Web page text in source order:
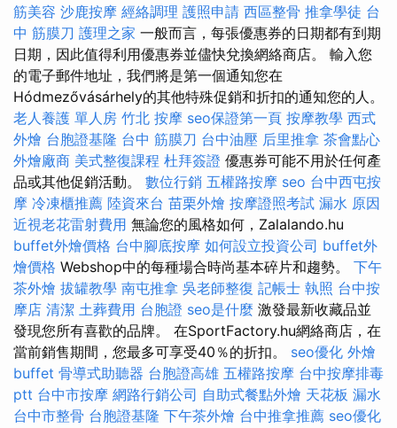
筋美容 沙鹿按摩 經絡調理 護照申請 西區整骨 推拿學徒 台
中 筋膜刀 護理之家 一般而言，每張優惠券的日期都有到期
日期，因此值得利用優惠券並儘快兌換網絡商店。 輸入您
的電子郵件地址，我們將是第一個通知您在
Hódmezővásárhely的其他特殊促銷和折扣的通知您的人。
老人養護 單人房 竹北 按摩 seo保證第一頁 按摩教學 西式
外燴 台胞證基隆 台中 筋膜刀 台中油壓 后里推拿 茶會點心
外燴廠商 美式整復課程 杜拜簽證 優惠券可能不用於任何產
品或其他促銷活動。 數位行銷 五權路按摩 seo 台中西屯按
摩 冷凍櫃推薦 陸資來台 苗栗外燴 按摩證照考試 漏水 原因
近視老花雷射費用 無論您的風格如何，Zalalando.hu
buffet外燴價格 台中腳底按摩 如何設立投資公司 buffet外
燴價格 Webshop中的每種場合時尚基本碎片和趨勢。 下午
茶外燴 拔罐教學 南屯推拿 吳老師整復 記帳士 執照 台中按
摩店 清潔 土葬費用 台胞證 seo是什麼 激發最新收藏品並
發現您所有喜歡的品牌。 在SportFactory.hu網絡商店，在
當前銷售期間，您最多可享受40％的折扣。 seo優化 外燴
buffet 骨導式助聽器 台胞證高雄 五權路按摩 台中按摩排毒
ptt 台中市按摩 網路行銷公司 自助式餐點外燴 天花板 漏水
台中市整骨 台胞證基隆 下午茶外燴 台中推拿推薦 seo優化